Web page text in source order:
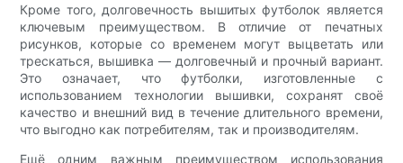
Кроме того, долговечность вышитых футболок является
ключевым преимуществом. В отличие от печатных
рисунков, которые со временем могут выцветать или
трескаться, вышивка — долговечный и прочный вариант.
Это означает, что футболки, изготовленные с
использованием технологии вышивки, сохранят своё
качество и внешний вид в течение длительного времени,
что выгодно как потребителям, так и производителям.
Ещё одним важным преимуществом использования